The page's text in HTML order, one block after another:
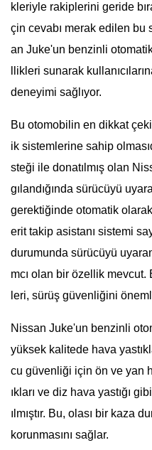
kleriyle rakiplerini geride
çin cevabı merak edilen bu
an Juke'un benzinli
llikleri sunarak
deneyimi sağlıyor.
Bu otomobilin en dikkat
ik sistemlerine sahip
steği ile donatılmış olan
gılandığında sürücüyü
gerektiğinde otomatik
erit takip asistanı sistemi
durumunda sürücüyü
mcı olan bir özellik
leri, sürüş güvenliğini
Nissan Juke'un benzinli
yüksek kalitede hava
cu güvenliği için ön ve yan
ıkları ve diz hava yastığı
ılmıştır. Bu, olası bir kaza
korunmasını sağlar.